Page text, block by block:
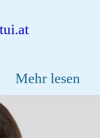
Mehr lesen